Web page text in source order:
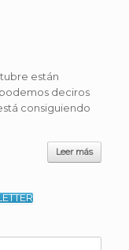
están
deciros
consiguiendo
Leer más